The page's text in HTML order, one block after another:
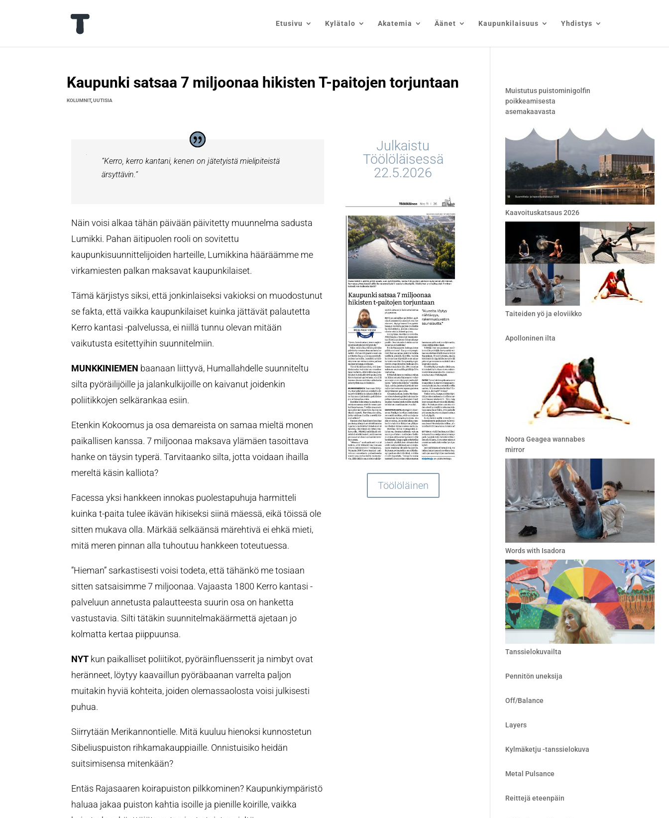
Etusivu Kylätalo Akatemia Äänet Kaupunkilaisuus Yhdistys
Kaupunki satsaa 7 miljoonaa hikisten T-paitojen torjuntaan
KOLUMNIT,UUTISIA
”Kerro, kerro kantani, kenen on jätetyistä mielipiteistä
ärsyttävin.”
Näin voisi alkaa tähän päivään päivitetty muunnelma sadusta
Lumikki. Pahan äitipuolen rooli on sovitettu
kaupunkisuunnittelijoiden harteille, Lumikkina hääräämme me
virkamiesten palkan maksavat kaupunkilaiset.
Tämä kärjistys siksi, että jonkinlaiseksi vakioksi on muodostunut
se fakta, että vaikka kaupunkilaiset kuinka jättävät palautetta
Kerro kantasi -palvelussa, ei niillä tunnu olevan mitään
vaikutusta esitettyihin suunnitelmiin.
MUNKKINIEMEN baanaan liittyvä, Humallahdelle suunniteltu
silta pyöräilijöille ja jalankulkijoille on kaivanut joidenkin
poliitikkojen selkärankaa esiin.
Etenkin Kokoomus ja osa demareista on samaa mieltä monen
paikallisen kanssa. 7 miljoonaa maksava ylämäen tasoittava
hanke on täysin typerä. Tarvitaanko silta, jotta voidaan ihailla
mereltä käsin kalliota?
Facessa yksi hankkeen innokas puolestapuhuja harmitteli
kuinka t-paita tulee ikävän hikiseksi siinä mäessä, eikä töissä ole
sitten mukava olla. Märkää selkäänsä märehtivä ei ehkä mieti,
mitä meren pinnan alla tuhoutuu hankkeen toteutuessa.
”Hieman” sarkastisesti voisi todeta, että tähänkö me tosiaan
sitten satsaisimme 7 miljoonaa. Vajaasta 1800 Kerro kantasi -
palveluun annetusta palautteesta suurin osa on hanketta
vastustavia. Silti tätäkin suunnitelmakäärmettä ajetaan jo
kolmatta kertaa piippuunsa.
NYT kun paikalliset poliitikot, pyöräinfluensserit ja nimbyt ovat
heränneet, löytyy kaavaillun pyöräbaanan varrelta paljon
muitakin hyviä kohteita, joiden olemassaolosta voisi julkisesti
puhua.
Siirrytään Merikannontielle. Mitä kuuluu hienoksi kunnostetun
Sibeliuspuiston rihkamakauppiaille. Onnistuisiko heidän
suitsimisensa mitenkään?
Entäs Rajasaaren koirapuiston pilkkominen? Kaupunkiympäristö
haluaa jakaa puiston kahtia isoille ja pienille koirille, vaikka
Julkaistu
Töölöläisessä
22.5.2026
Töölöläinen
Muistutus puistominigolfin
poikkeamisesta
asemakaavasta
Kaavoituskatsaus 2026
Taiteiden yö ja eloviikko
Apolloninen ilta
Noora Geagea wannabes
mirror
Words with Isadora
Tanssielokuvailta
Pennitön uneksija
Off/Balance
Layers
Kylmäketju -tanssielokuva
Metal Pulsance
Reittejä eteenpäin